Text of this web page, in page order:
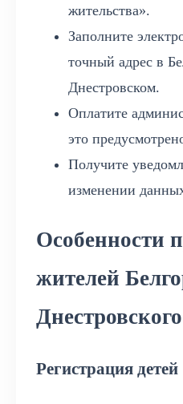
жительства».
Заполните
точный адрес в
Днестровском.
Оплатите
это
Получите
изменении
Особенности
жителей
Днестровского
Регистрация детей